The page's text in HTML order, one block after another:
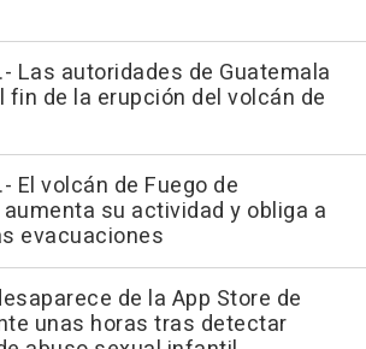
Las autoridades de Guatemala
fin de la erupción del volcán de
El volcán de Fuego de
su actividad y obliga a
evacuaciones
de la App Store de
unas horas tras detectar